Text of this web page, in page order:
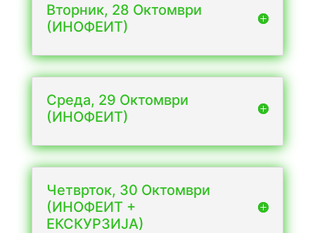
Вторник, 28 Октомври
(ИНОФЕИТ)
Среда, 29 Октомври
(ИНОФЕИТ)
Четврток, 30 Октомври
(ИНОФЕИТ +
ЕКСКУРЗИЈА)